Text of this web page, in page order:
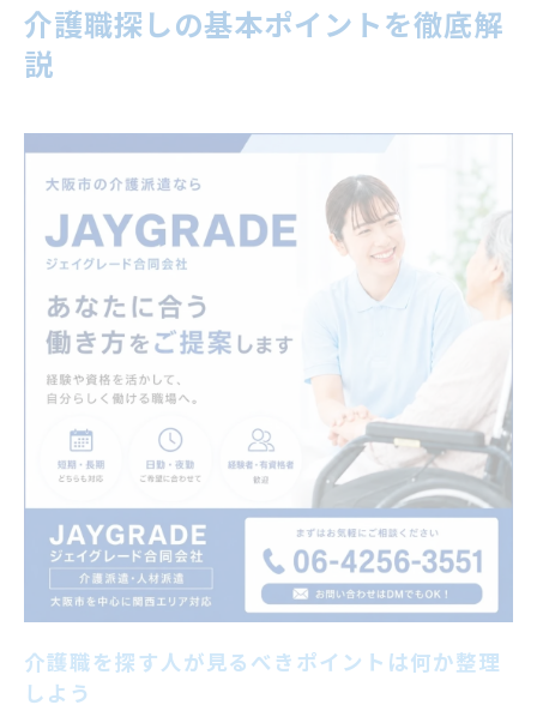
長く働ける介護職を探す人が見るべきポイ
し穴とは
働き方で迷ったときの派遣と正社員比較
介護職を探す人が見るべきポイントで派遣
と正社員を比較
派遣と正社員の違いを介護職を探す人目線
で検証
介護職を探す人が見るべきポイントが選択
のカギ
働き方に迷う介護職を探す人が見るべきポ
イント
派遣と正社員どちらが介護職を探す人に向
くか考える
大阪市内で知っておきたい職場選びの視点
介護職を探す人が見るべきポイントで職場
介護職探しの基本ポイントを徹底解
説
介護職を探す人が見るべきポイントは何か整理
しよう